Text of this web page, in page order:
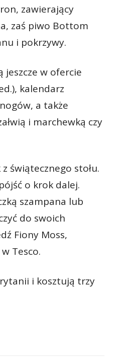
zawierający
zaś piwo Bottom
i pokrzywy.
jeszcze w ofercie
kalendarz
a także
i marchewką czy
świątecznego stołu.
o krok dalej.
szampana lub
do swoich
Fiony Moss,
Tesco.
i kosztują trzy